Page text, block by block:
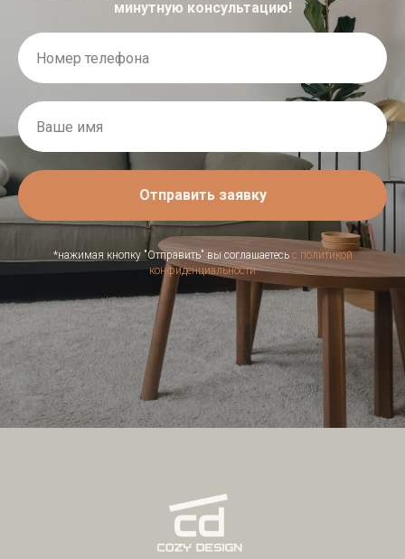
минутную консультацию!
Отправить заявку
*нажимая кнопку "Отправить" вы соглашаетесь с политикой
конфиденциальности
ГЛАВНАЯ СТРАНИЦА